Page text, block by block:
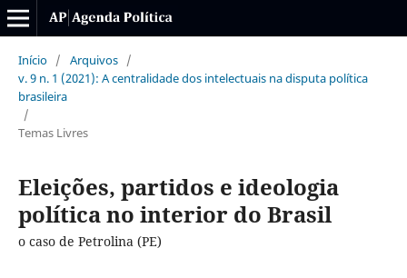
Início / Arquivos /
v. 9 n. 1 (2021): A centralidade dos intelectuais na disputa política
brasileira
/
Temas Livres
Eleições, partidos e ideologia
política no interior do Brasil
o caso de Petrolina (PE)